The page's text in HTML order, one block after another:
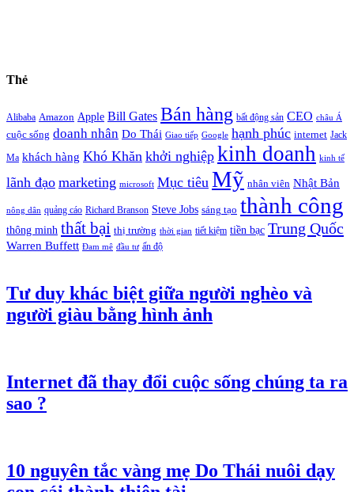
Thẻ
Alibaba Amazon Apple Bill Gates Bán hàng bất động sản CEO châu Á
cuộc sống doanh nhân Do Thái Giao tiếp Google hạnh phúc internet Jack
Ma khách hàng Khó Khăn khởi nghiệp kinh doanh kinh tế
lãnh đạo marketing microsoft Mục tiêu Mỹ nhân viên Nhật Bản
nông dân quảng cáo Richard Branson Steve Jobs sáng tạo thành công
thông minh thất bại thị trường thời gian tiết kiệm tiền bạc Trung Quốc
Warren Buffett Đam mê đầu tư ấn độ
Tư duy khác biệt giữa người nghèo và
người giàu bằng hình ảnh
Internet đã thay đổi cuộc sống chúng ta ra
sao ?
10 nguyên tắc vàng mẹ Do Thái nuôi dạy